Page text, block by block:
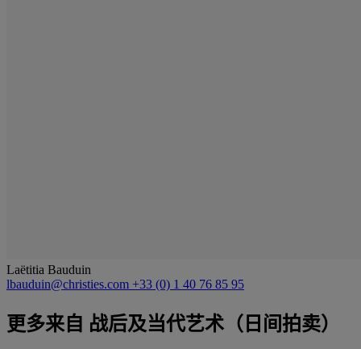
Laëtitia Bauduin
lbauduin@christies.com +33 (0) 1 40 76 85 95
更多来自 战后及当代艺术（日间拍卖）